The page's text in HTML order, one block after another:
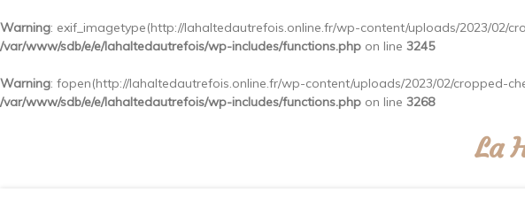
Warning: exif_imagetype(http://lahaltedautrefois.online.fr/wp-content/uploads/2023/02/
/var/www/sdb/e/e/lahaltedautrefois/wp-includes/functions.php on line 3245
Warning: fopen(http://lahaltedautrefois.online.fr/wp-content/uploads/2023/02/cropped-
/var/www/sdb/e/e/lahaltedautrefois/wp-includes/functions.php on line 3268
La